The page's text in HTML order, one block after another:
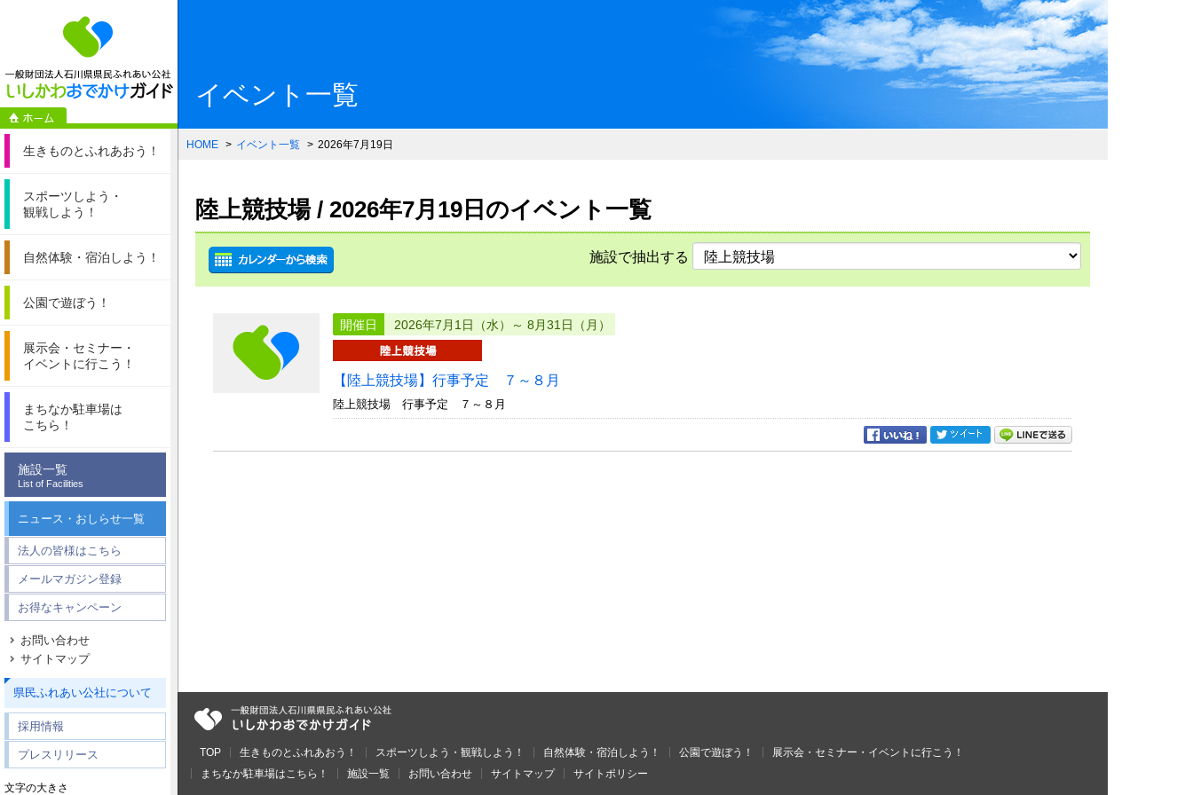
一般財団法人石川県県民ふれあい公社 いしかわおでかけガイド
生きものとふれあおう！
スポーツしよう・
観戦しよう！
自然体験・ 宿泊しよう！
公園で遊ぼう！
展示会・セミナー・
イベントに行こう！
まちなか駐車場は
こちら！
施設一覧
List of Facilities
ニュース・おしらせ一覧
法人の皆様はこちら
メールマガジン登録
お得なキャンペーン
お問い合わせ
サイトマップ
県民ふれあい公社について
採用情報
プレスリリース
文字の大きさ
イベント一覧
HOME イベント一覧 2026年7月19日
陸上競技場 / 2026年7月19日のイベント一覧
施設で抽出する
開催日 2026年7月1日（水）～ 8月31日（月）
【陸上競技場】行事予定 ７～８月
陸上競技場 行事予定 ７～８月
TOP 生きものとふれあおう！ スポーツしよう・観戦しよう！ 自然体験・宿泊しよう！ 公園で遊ぼう！
展示会・セミナー・イベントに行こう！
まちなか駐車場はこちら！
施設一覧 お問い合わせ サイトマップ サイトポリシー